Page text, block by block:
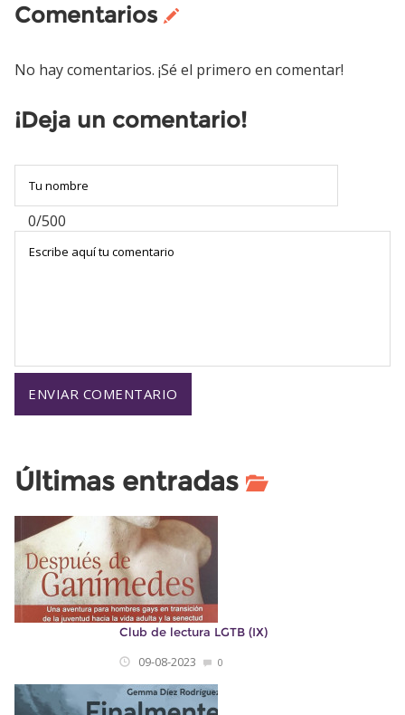
Comentarios
No hay comentarios. ¡Sé el primero en comentar!
¡Deja un comentario!
0/500
Últimas entradas
Club de lectura LGTB (IX)
09-08-2023 0